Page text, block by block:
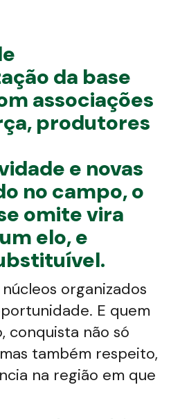
da base
associações
produtores
e novas
no campo, o
omite vira
elo, e
organizados
E quem
conquista não só
também respeito,
na região em que